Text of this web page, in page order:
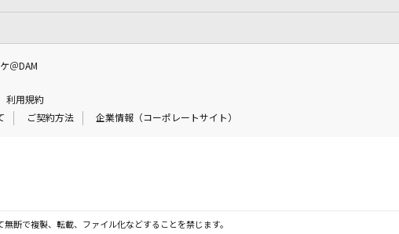
＠DAM
利用規約
ご契約方法 企業情報（コーポレートサイト）
断で複製、転載、ファイル化などすることを禁じます。